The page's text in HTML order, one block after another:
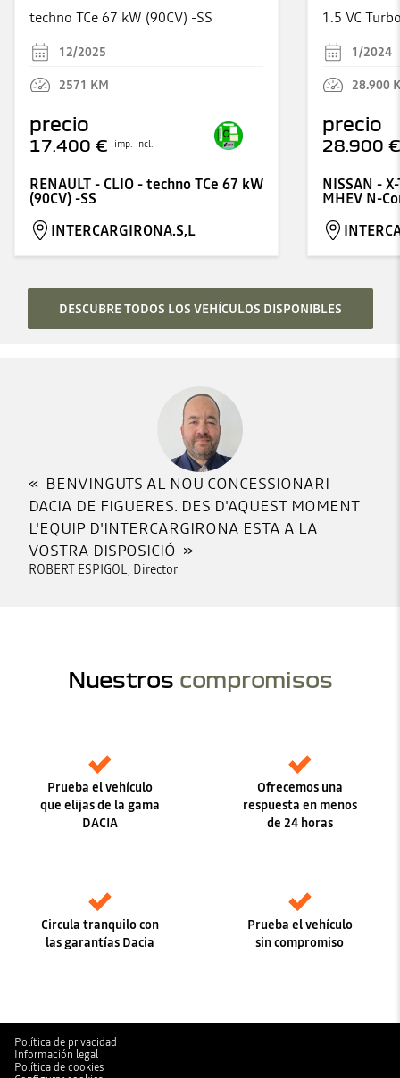
techno TCe 67 kW (90CV) -SS
12/2025
2571 KM
precio
17.400 € imp. incl.
RENAULT - CLIO - techno TCe 67 kW
(90CV) -SS
INTERCARGIRONA.S,L
1/2024
28.900
precio
28.900 €
NISSAN -
MHEV N-
DESCUBRE TODOS LOS VEHÍCULOS DISPONIBLES
BENVINGUTS AL NOU CONCESSIONARI
DACIA DE FIGUERES. DES D'AQUEST MOMENT
L'EQUIP D'INTERCARGIRONA ESTA A LA
VOSTRA DISPOSICIÓ
ROBERT ESPIGOL, Director
Nuestros compromisos
Prueba el vehículo
que elijas de la gama
DACIA
Ofrecemos una
respuesta en menos
de 24 horas
Circula tranquilo con
las garantías Dacia
Prueba el vehículo
sin compromiso
Política de privacidad
Información legal
Política de cookies